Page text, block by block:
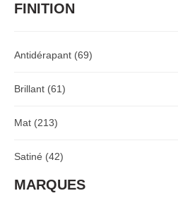
FINITION
Antidérapant (69)
Brillant (61)
Mat (213)
Satiné (42)
MARQUES